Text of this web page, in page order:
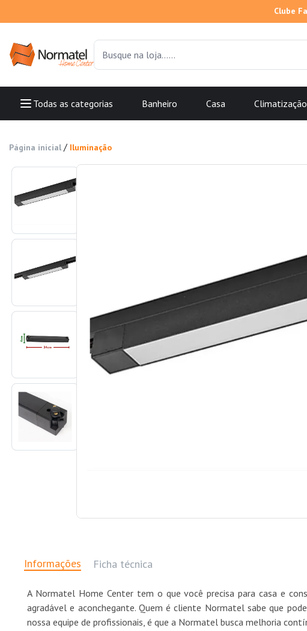
Clube
Todas as categorias Banheiro Casa Climatização
Página inicial / Iluminação
Informações Ficha técnica
A Normatel Home Center tem o que você precisa para casa e
agradável e aconchegante. Quem é cliente Normatel sabe que
nossa equipe de profissionais, é que a Normatel busca melhoria